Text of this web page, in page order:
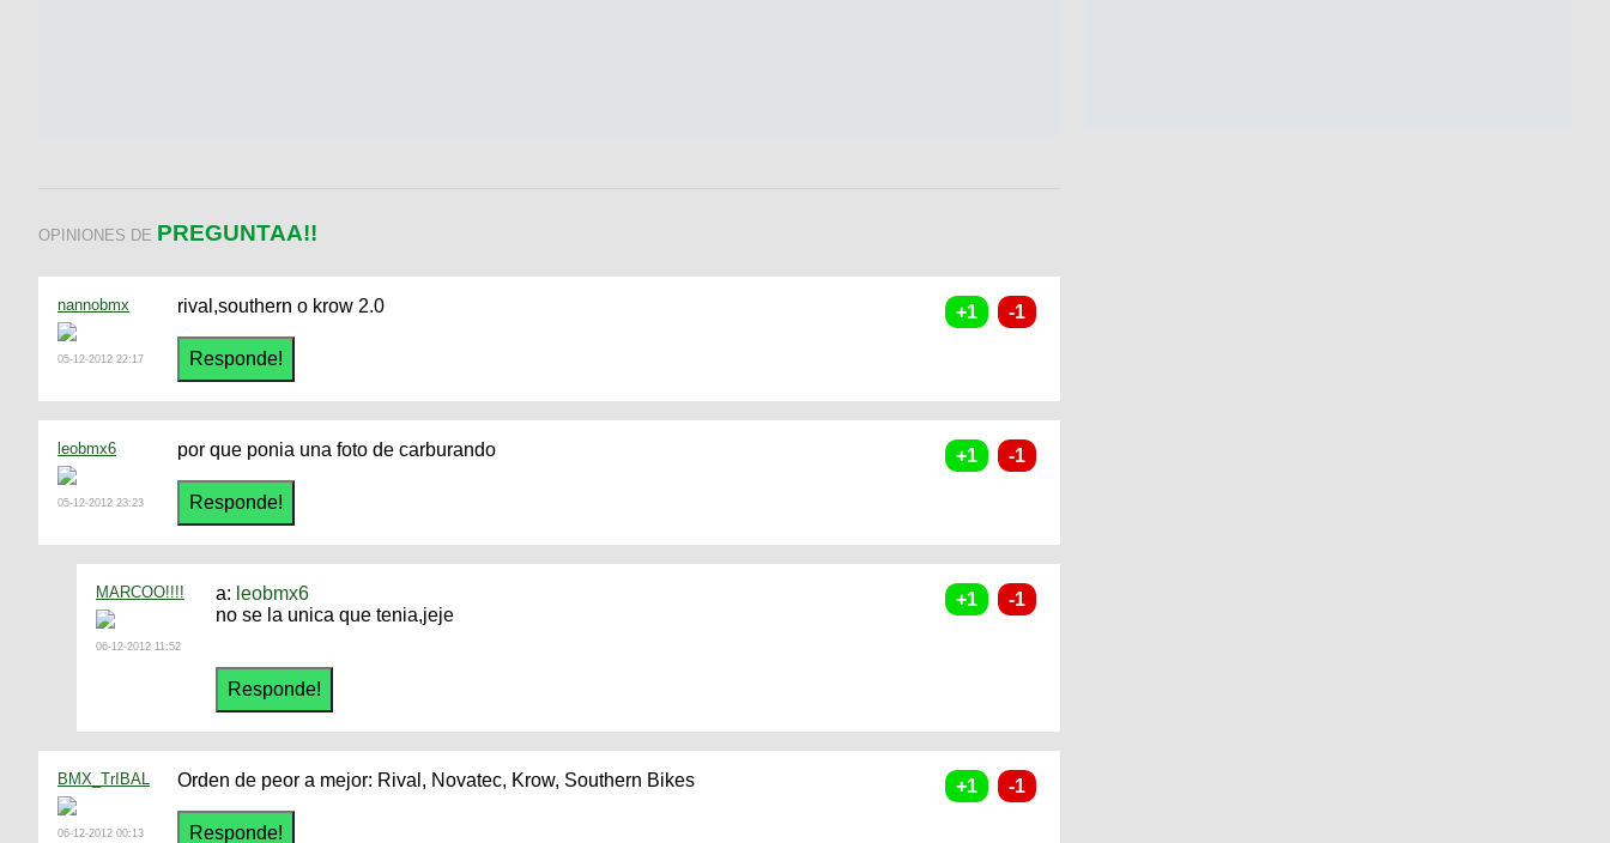
OPINIONES DE PREGUNTAA!!
nannobmx
05-12-2012 22:17
rival,southern o krow 2.0
leobmx6
05-12-2012 23:23
por que ponia una foto de carburando
MARCOO!!!!
06-12-2012 11:52
a: leobmx6
no se la unica que tenia,jeje
BMX_TrIBAL
06-12-2012 00:13
Orden de peor a mejor: Rival, Novatec, Krow, Southern Bikes